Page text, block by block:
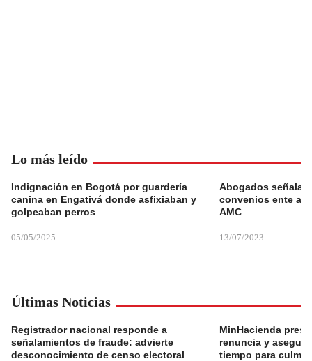
Lo más leído
Indignación en Bogotá por guardería
canina en Engativá donde asfixiaban y
golpeaban perros
05/05/2025
Abogados
convenios ente
AMC
13/07/2023
Últimas Noticias
Registrador nacional responde a
señalamientos de fraude: advierte
desconocimiento de censo electoral
MinHacienda
renuncia y
tiempo para